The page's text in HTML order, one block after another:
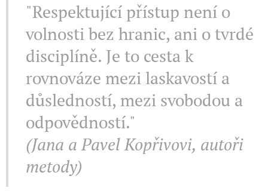
"Respektující přístup není o
volnosti bez hranic, ani o tvrdé
disciplíně. Je to cesta k
rovnováze mezi laskavostí a
důsledností, mezi svobodou a
odpovědností."
(Jana a Pavel Kopřivovi, autoři
metody)